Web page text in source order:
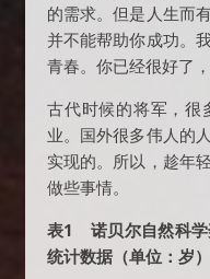
的需求。但是人生而
并不能帮助你成功。
青春。你已经很好了，
古代时候的将军，很
业。国外很多伟人的
实现的。所以，趁年
做些事情。
表1 诺贝尔自然科学
统计数据（单位：岁）